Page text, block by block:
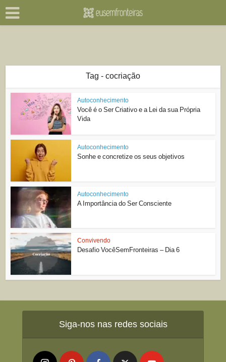
Tag - cocriação
Autoconhecimento
Você é o Ser Criativo e a Lei da sua Própria
Vida
Autoconhecimento
Sonhe e concretize os seus objetivos
Autoconhecimento
A Importância do Ser Consciente
Convivendo
Desafio VocêSemFronteiras – Dia 6
Siga-nos nas redes sociais